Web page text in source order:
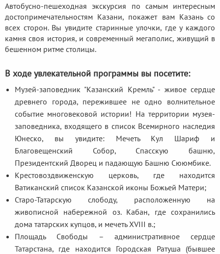
Автобусно-пешеходная экскурсия по самым интересным
достопримечательностям Казани, покажет вам Казань со
всех сторон. Вы увидите старинные улочки, где у каждого
камня своя история, и современный мегаполис, живущий в
бешенном ритме столицы.
В ходе увлекательной программы вы посетите:
Музей-заповедник "Казанский Кремль" - живое сердце
древнего города, пережившее не одно волнительное
событие многовековой истории! На территории музея-
заповедника, входящего в список Всемирного наследия
Юнеско, вы увидите: Мечеть Кул Шариф и
Благовещенский Собор, Спасскую башню,
Президентский Дворец и падающую Башню Сююмбике.
Крестовоздвиженскую церковь, где находится
Ватиканский список Казанской иконы Божьей Матери;
Старо-Татарскую слободу, расположенную на
живописной набережной оз. Кабан, где сохранились
дома татарских купцов, и мечеть XVIII в.;
Площадь Свободы – административное сердце
Татарстана, где находится Городская Ратуша (бывшее